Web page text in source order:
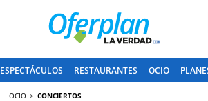
ESPECTÁCULOS RESTAURANTES OCIO
OCIO CONCIERTOS